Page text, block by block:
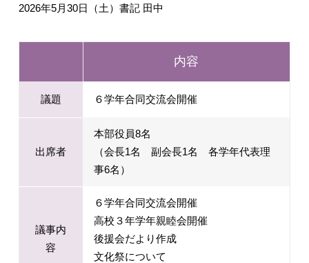
2026年5月30日（土）書記 田中
内容
議題 ６学年合同交流会開催
出席者
本部役員8名
（会長1名 副会長1名 各学年代表理
事6名）
議事内
容
６学年合同交流会開催
高校３年学年親睦会開催
後援会だより作成
文化祭について